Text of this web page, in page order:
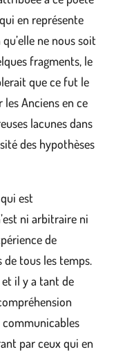
en représente
ne nous soit
fragments, le
que ce fut le
Anciens en ce
lacunes dans
des hypothèses
est
ni arbitraire ni
de
tous les temps.
il y a tant de
par ceux qui en